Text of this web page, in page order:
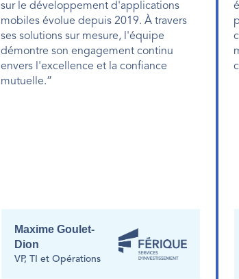
sur le développement d'applications
mobiles évolue depuis 2019. À travers
ses solutions sur mesure, l'équipe
démontre son engagement continu
envers l'excellence et la confiance
mutuelle.”
Maxime Goulet-
Dion
VP, TI et Opérations